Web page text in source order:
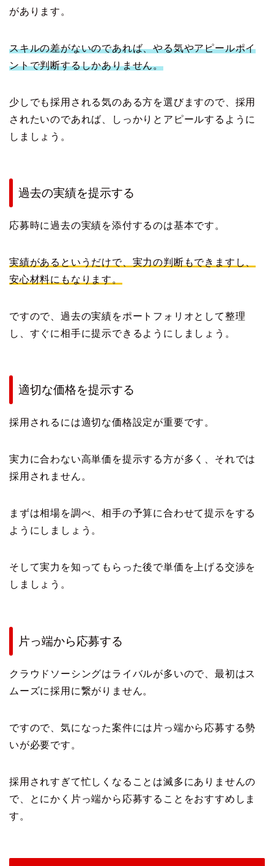
があります。
スキルの差がないのであれば、やる気やアピールポイ
ントで判断するしかありません。
少しでも採用される気のある方を選びますので、採用
されたいのであれば、しっかりとアピールするように
しましょう。
過去の実績を提示する
応募時に過去の実績を添付するのは基本です。
実績があるというだけで、実力の判断もできますし、
安心材料にもなります。
ですので、過去の実績をポートフォリオとして整理
し、すぐに相手に提示できるようにしましょう。
適切な価格を提示する
採用されるには適切な価格設定が重要です。
実力に合わない高単価を提示する方が多く、それでは
採用されません。
まずは相場を調べ、相手の予算に合わせて提示をする
ようにしましょう。
そして実力を知ってもらった後で単価を上げる交渉を
しましょう。
片っ端から応募する
クラウドソーシングはライバルが多いので、最初はス
ムーズに採用に繋がりません。
ですので、気になった案件には片っ端から応募する勢
いが必要です。
採用されすぎて忙しくなることは滅多にありませんの
で、とにかく片っ端から応募することをおすすめしま
す。